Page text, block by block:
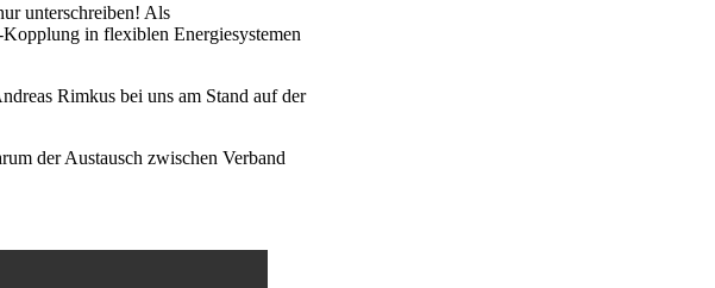
unterschreiben! Als
in flexiblen Energiesystemen
Rimkus bei uns am Stand auf der
der Austausch zwischen Verband